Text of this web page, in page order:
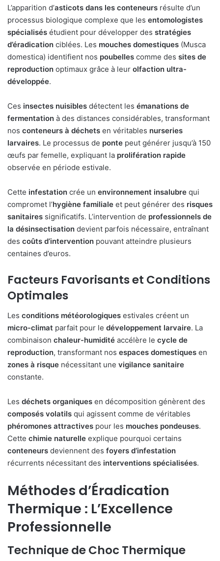
L’apparition d’asticots dans les conteneurs résulte d’un
processus biologique complexe que les entomologistes
spécialisés étudient pour développer des stratégies
d’éradication ciblées. Les mouches domestiques (Musca
domestica) identifient nos poubelles comme des sites de
reproduction optimaux grâce à leur olfaction ultra-
développée.
Ces insectes nuisibles détectent les émanations de
fermentation à des distances considérables, transformant
nos conteneurs à déchets en véritables nurseries
larvaires. Le processus de ponte peut générer jusqu’à 150
œufs par femelle, expliquant la prolifération rapide
observée en période estivale.
Cette infestation crée un environnement insalubre qui
compromet l’hygiène familiale et peut générer des risques
sanitaires significatifs. L’intervention de professionnels de
la désinsectisation devient parfois nécessaire, entraînant
des coûts d’intervention pouvant atteindre plusieurs
centaines d’euros.
Facteurs Favorisants et Conditions
Optimales
Les conditions météorologiques estivales créent un
micro-climat parfait pour le développement larvaire. La
combinaison chaleur-humidité accélère le cycle de
reproduction, transformant nos espaces domestiques en
zones à risque nécessitant une vigilance sanitaire
constante.
Les déchets organiques en décomposition génèrent des
composés volatils qui agissent comme de véritables
phéromones attractives pour les mouches pondeuses.
Cette chimie naturelle explique pourquoi certains
conteneurs deviennent des foyers d’infestation
récurrents nécessitant des interventions spécialisées.
Méthodes d’Éradication
Thermique : L’Excellence
Professionnelle
Technique de Choc Thermique